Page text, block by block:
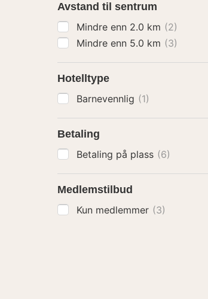
Avstand til sentrum
Mindre enn 2.0 km (2)
Mindre enn 5.0 km (3)
Hotelltype
Barnevennlig (1)
Betaling
Betaling på plass (6)
Medlemstilbud
Kun medlemmer (3)